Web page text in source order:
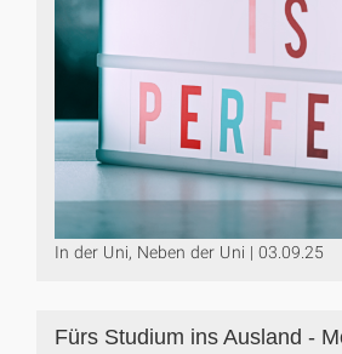
In der Uni, Neben der Uni | 03.09.25
Fürs Studium ins Ausland -